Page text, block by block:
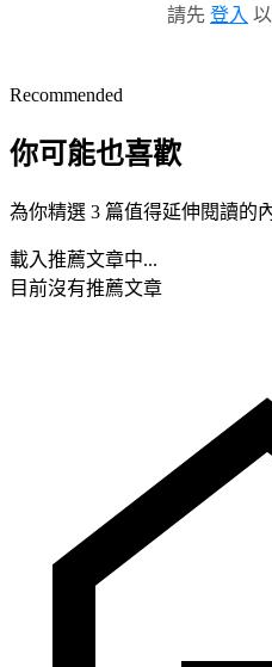
請先 登入
Recommended
你可能也喜歡
為你精選 3 篇值得延伸閱讀的
載入推薦文章中...
目前沒有推薦文章